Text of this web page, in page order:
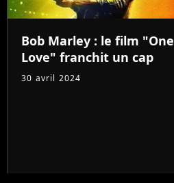
Bob Marley : le film "One
Love" franchit un cap
30 avril 2024